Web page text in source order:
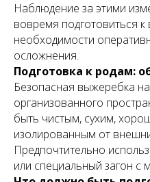
Наблюдение за этими
вовремя подготовиться
необходимости
осложнения.
Подготовка к родам:
Безопасная выжеребка
организованного
быть чистым, сухим,
изолированным от
Предпочтительно
или специальный загон с